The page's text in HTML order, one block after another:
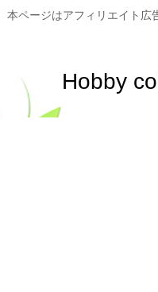
本ページはアフィリエイト広
Hobby